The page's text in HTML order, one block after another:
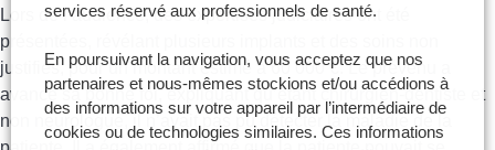
Lors de l’audience, des expertises judiciaires ont été
présentées, révélant plusieurs implants et des soins non
justifiés, pour un montant estimé à 60 000 €. Le prévenu a
avancé sa bonne foi, expliquant qu’étant chirurgien-dentiste et
non neurologue, il n’avait pas pu détecter la maladie de la
services réservé aux professionnels de santé.
En poursuivant la navigation, vous acceptez que nos
partenaires et nous-mêmes stockions et/ou accédions à
des informations sur votre appareil par l’intermédiaire de
cookies ou de technologies similaires. Ces informations